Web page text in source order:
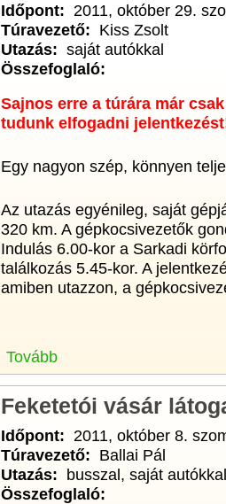
Időpont: 2011, október 29.
Túravezető: Kiss Zsolt
Utazás: saját autókkal
Összefoglaló:
Sajnos erre a túrára már
tudunk elfogadni
Egy nagyon szép, könnyen
Az utazás egyénileg, saját
320 km. A gépkocsivezetők
Indulás 6.00-kor a Sarkadi
találkozás 5.45-kor. A
amiben utazzon, a
Tovább
Feketetói vásár
Időpont: 2011, október 8.
Túravezető: Ballai Pál
Utazás: busszal, saját autókkal
Összefoglaló: